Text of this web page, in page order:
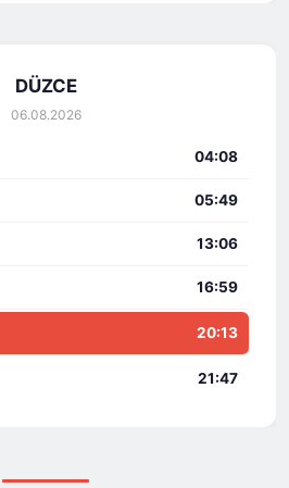
DÜZCE
06.08.2026
04:08
05:49
13:06
16:59
20:13
21:47